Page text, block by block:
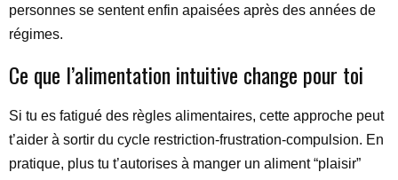
personnes se sentent enfin apaisées après des années de
régimes.
Ce que l’alimentation intuitive change pour toi
Si tu es fatigué des règles alimentaires, cette approche peut
t’aider à sortir du cycle restriction-frustration-compulsion. En
pratique, plus tu t’autorises à manger un aliment “plaisir”